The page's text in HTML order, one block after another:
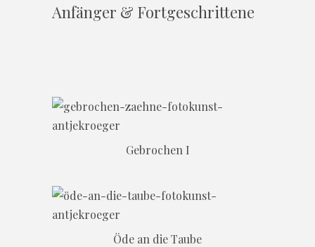
Anfänger & Fortgeschrittene
Gebrochen I
Öde an die Taube